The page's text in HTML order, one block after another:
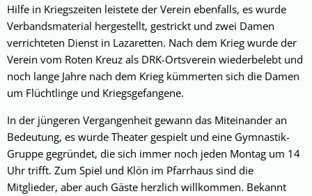
Hilfe in Kriegszeiten leistete der Verein ebenfalls, es wurde
Verbandsmaterial hergestellt, gestrickt und zwei Damen
verrichteten Dienst in Lazaretten. Nach dem Krieg wurde der
Verein vom Roten Kreuz als DRK-Ortsverein wiederbelebt und
noch lange Jahre nach dem Krieg kümmerten sich die Damen
um Flüchtlinge und Kriegsgefangene.
In der jüngeren Vergangenheit gewann das Miteinander an
Bedeutung, es wurde Theater gespielt und eine Gymnastik-
Gruppe gegründet, die sich immer noch jeden Montag um 14
Uhr trifft. Zum Spiel und Klön im Pfarrhaus sind die
Mitglieder, aber auch Gäste herzlich willkommen. Bekannt